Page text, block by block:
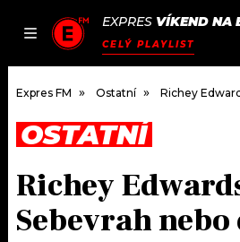
EXPRES VÍKEND NA
CELÝ PLAYLIST
DOMŮ
ČLÁNKY
Expres FM Ostatní Richey Edwards: Sebevrah
OSTATNÍ
Richey
Sebevrah